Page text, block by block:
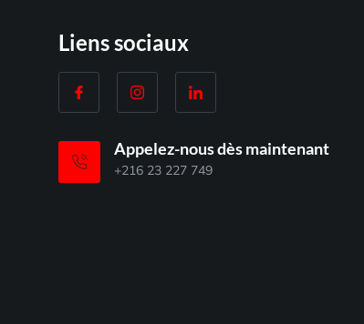
Liens sociaux
Appelez-nous dès maintenant
+216 23 227 749